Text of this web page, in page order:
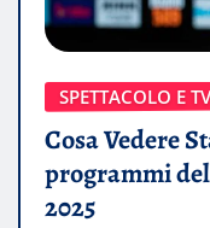
SPETTACOLO E TV
Cosa Vedere
programmi
2025